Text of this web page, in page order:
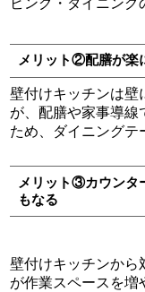
ビング・ダイニング
メリット②配膳が楽
壁付けキッチンは壁
が、配膳や家事導線
ため、ダイニングテ
メリット③カウンタ
もなる
壁付けキッチンから
が作業スペースを増